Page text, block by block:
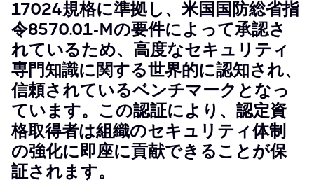
17024規格に準拠し、米国国防総省指
令8570.01-Mの要件によって承認さ
れているため、高度なセキュリティ
専門知識に関する世界的に認知され、
信頼されているベンチマークとなっ
ています。この認証により、認定資
格取得者は組織のセキュリティ体制
の強化に即座に貢献できることが保
証されます。